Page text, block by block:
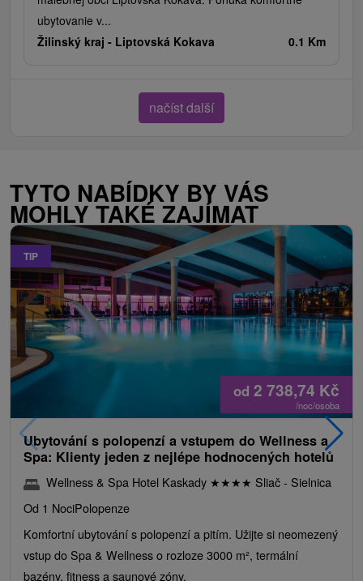
ubytovanie v...
Žilinský kraj - Liptovská Kokava 0.1 Km
načíst další
TYTO NABÍDKY BY VÁS
MOHLY TAKÉ ZAJÍMAT
TIP
od 2 738,74 Kč
/noc/osoba
Ubytování s polopenzí a vstupem do Wellness a
Spa: Klienty jeden z nejlépe hodnocených hotelů
Wellness & Spa Hotel Kaskady ★★★★ Sliač - Sielnica
Od 1 NociPolopenze
Komfortní ubytování s polopenzí a pitím. Užijte si neomezený
vstup do Spa & Wellness o rozloze 3000 m², termální
bazény, fitness a saunové zóny.